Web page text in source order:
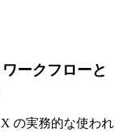
ークフローと
の実務的な使われ